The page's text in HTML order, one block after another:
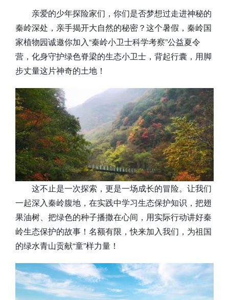
亲爱的少年探险家们，你们是否梦想过走进神秘的
秦岭深处，亲手揭开大自然的秘密？这个暑假，秦岭国
家植物园诚邀你加入“秦岭小卫士科学考察”公益夏令
营，化身守护绿色脊梁的生态小卫士，背起行囊，用脚
步丈量这片神奇的土地！
这不止是一次探索，更是一场成长的冒险。让我们
一起深入秦岭腹地，在实践中学习生态保护知识，把翅
果油树、把绿色的种子播撒在心间，用实际行动讲好秦
岭生态保护的故事！名额有限，快来加入我们，为祖国
的绿水青山贡献“童”样力量！